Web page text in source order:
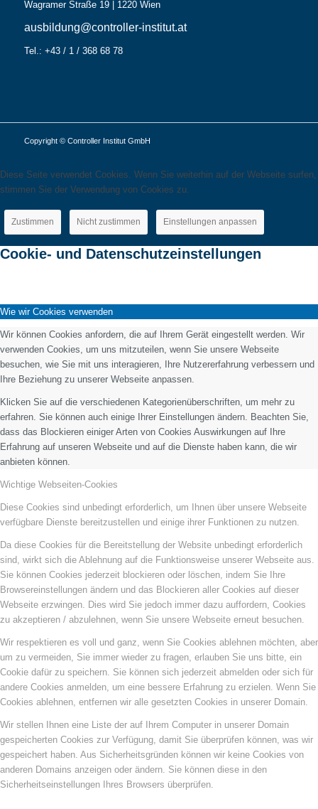
Wagramer Straße 19 | 1220 Wien
ausbildung@controller-institut.at
Tel.: +43 / 1 / 368 68 78
Copyright © Controller Institut GmbH
Diese Seite verwendet Cookies. Wenn Sie weiterhin auf der Webseite surfen,
stimmen Sie der Verwendung von Cookies zu.
Zustimmen Nicht zustimmen Einstellungen anpassen
Cookie- und Datenschutzeinstellungen
Wie wir Cookies verwenden
Wir können Cookies anfordern, die auf Ihrem Gerät eingestellt werden. Wir
verwenden Cookies, um uns mitzuteilen, wenn Sie unsere Webseite
besuchen, wie Sie mit uns interagieren, Ihre Nutzererfahrung verbessern und
Ihre Beziehung zu unserer Webseite anpassen.
Klicken Sie auf die verschiedenen Kategorienüberschriften, um mehr zu
erfahren. Sie können auch einige Ihrer Einstellungen ändern. Beachten Sie,
dass das Blockieren einiger Arten von Cookies Auswirkungen auf Ihre
Erfahrung auf unseren Webseite und auf die Dienste haben kann, die wir
anbieten können.
Wichtige Webseiten-Cookies
Diese Cookies sind unbedingt erforderlich, um Ihnen über unsere Webseite
verfügbare Dienste bereitzustellen und einige ihrer Funktionen zu nutzen.
Da diese Cookies für die Bereitstellung der Website unbedingt erforderlich
sind, wirkt sich die Ablehnung auf die Funktionsweise unserer Webseite aus.
Sie können Cookies jederzeit blockieren oder löschen, indem Sie Ihre
Browsereinstellungen ändern und das Blockieren aller Cookies auf dieser
Webseite erzwingen. Dies wird Sie jedoch immer dazu auffordern, Cookies
zu akzeptieren / abzulehnen, wenn Sie unsere Webseite erneut besuchen.
Wir respektieren es voll und ganz, wenn Sie Cookies ablehnen möchten, aber
um zu vermeiden, Sie immer wieder zu fragen, erlauben Sie uns bitte, ein
Cookie dafür zu speichern. Sie können sich jederzeit abmelden oder sich für
andere Cookies anmelden, um eine bessere Erfahrung zu erzielen. Wenn Sie
Cookies ablehnen, entfernen wir alle gesetzten Cookies in unserer Domain.
Wir stellen Ihnen eine Liste der auf Ihrem Computer in unserer Domain
gespeicherten Cookies zur Verfügung, damit Sie überprüfen können, was wir
gespeichert haben. Aus Sicherheitsgründen können wir keine Cookies von
anderen Domains anzeigen oder ändern. Sie können diese in den
Sicherheitseinstellungen Ihres Browsers überprüfen.